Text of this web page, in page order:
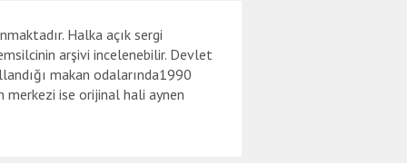
Halka açık sergi
arşivi incelenebilir. Devlet
makan odalarında1990
merkezi ise orijinal hali aynen